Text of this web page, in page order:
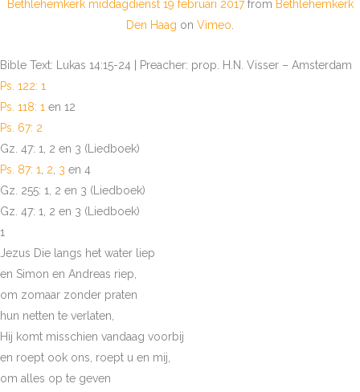
Bethlehemkerk middagdienst 19 februari 2017from Bethlehemkerk
Den Haag on Vimeo
Bible Text: Lukas 14:15-24 | Preacher: prop. H.N. Visser – Amsterdam
Ps. 122: 1
Ps. 118: 1 en 12
Ps. 67: 2
Gz. 47: 1, 2 en 3 (Liedboek)
Ps. 87: 1
2 3 en 4
Gz. 255: 1, 2 en 3 (Liedboek)
Gz. 47: 1, 2 en 3 (Liedboek)
1
Jezus Die langs het water liep
en Simon en Andreas riep,
om zomaar zonder praten
hun netten te verlaten,
Hij komt misschien vandaag voorbij
en roept ook ons, roept u en mij,
om alles op te geven